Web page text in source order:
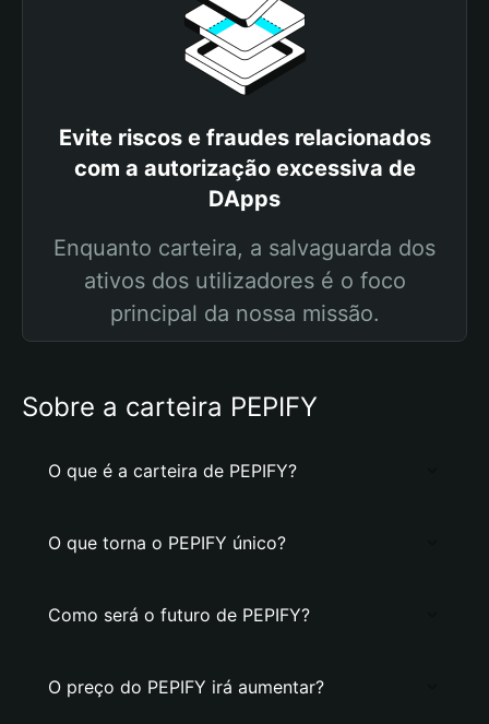
Evite riscos e fraudes relacionados
com a autorização excessiva de
DApps
Enquanto carteira, a salvaguarda dos
ativos dos utilizadores é o foco
principal da nossa missão.
Sobre a carteira PEPIFY
O que é a carteira de PEPIFY?
O que torna o PEPIFY único?
Como será o futuro de PEPIFY?
O preço do PEPIFY irá aumentar?